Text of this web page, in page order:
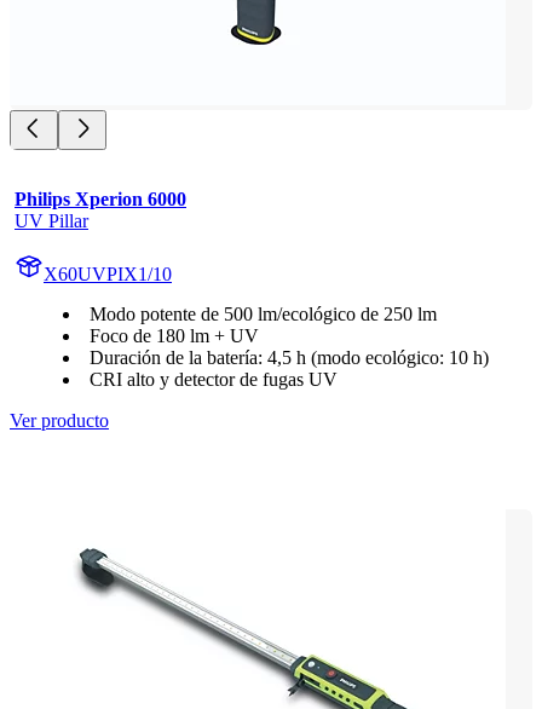
Philips Xperion 6000
UV Pillar
X60UVPIX1/10
Modo potente de 500 lm/ecológico de 250 lm
Foco de 180 lm + UV
Duración de la batería: 4,5 h (modo ecológico: 10 h)
CRI alto y detector de fugas UV
Ver producto